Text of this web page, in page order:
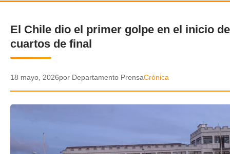
CRÓNICA
DEPORTES
POLICIAL
VIDEOS
✕
El Chile dio el primer golpe en el inicio
cuartos de final
18 mayo, 2026por Departamento PrensaCrónica